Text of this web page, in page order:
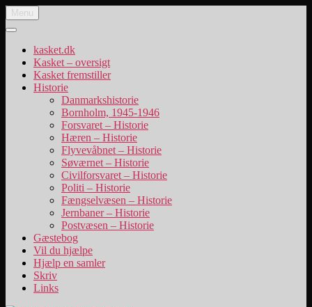
Videre
til
indhold
Danske uniformskasketter
uniformskasketter og lidt historie
Menu
kasket.dk
Kasket – oversigt
Kasket fremstiller
Historie
Danmarkshistorie
Bornholm, 1945-1946
Forsvaret – Historie
Hæren – Historie
Flyvevåbnet – Historie
Søværnet – Historie
Civilforsvaret – Historie
Politi – Historie
Fængselvæsen – Historie
Jernbaner – Historie
Postvæsen – Historie
Gæstebog
Vil du hjælpe
Hjælp en samler
Skriv
Links